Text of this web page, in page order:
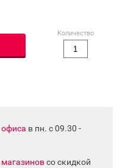
Количество
офиса в пн. с 09.30 -
магазиновсо скидкой